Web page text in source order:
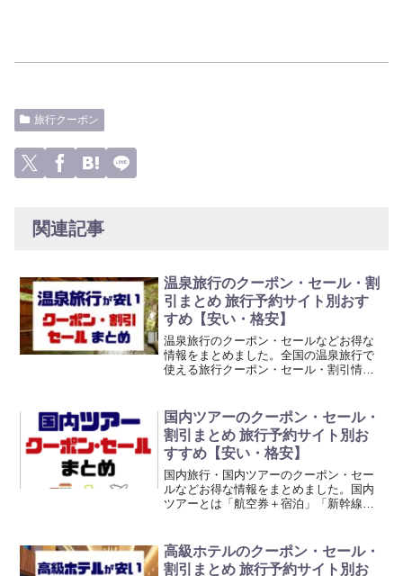
旅行クーポン
関連記事
温泉旅行のクーポン・セール・割
引まとめ 旅行予約サイト別おす
すめ【安い・格安】
温泉旅行のクーポン・セールなどお得な
情報をまとめました。全国の温泉旅行で
使える旅行クーポン・セール・割引情報
単に探すことができます。このページを
お気に入り・ブックマーク...
国内ツアーのクーポン・セール・
割引まとめ 旅行予約サイト別お
すすめ【安い・格安】
国内旅行・国内ツアーのクーポン・セー
ルなどお得な情報をまとめました。国内
ツアーとは「航空券＋宿泊」「新幹線＋
内ツアーで使える旅行クーポン・セー
ル・割引情報を旅行予約サイ...
高級ホテルのクーポン・セール・
割引まとめ 旅行予約サイト別お